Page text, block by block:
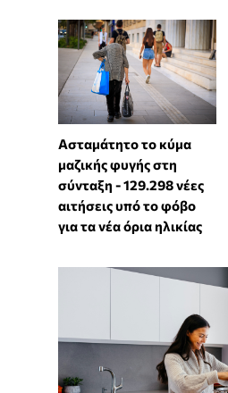
Ασταμάτητο το κύμα
μαζικής φυγής στη
σύνταξη - 129.298 νέες
αιτήσεις υπό το φόβο
για τα νέα όρια ηλικίας